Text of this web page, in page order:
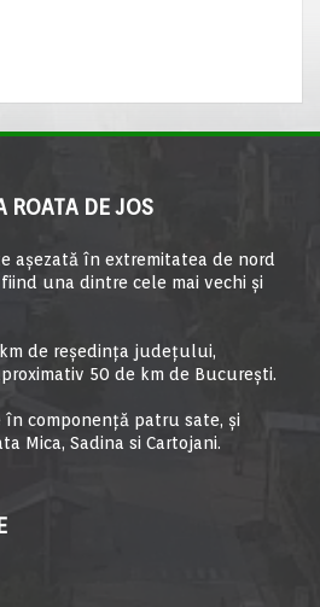
ROATA DE JOS
aşezată în extremitatea de nord
una dintre cele mai vechi şi
de reşedinţa judeţului,
50 de km de Bucureşti.
în componență patru sate, și
Mica, Sadina si Cartojani.